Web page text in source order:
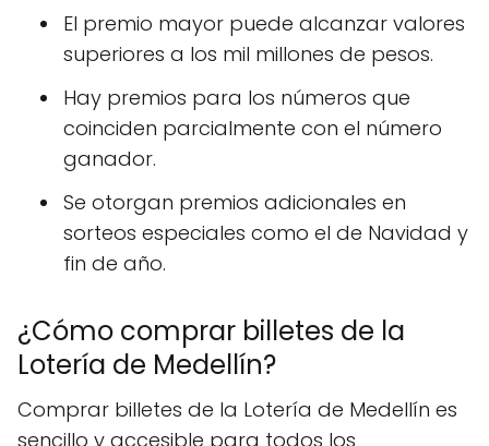
El premio mayor puede alcanzar valores
superiores a los mil millones de pesos.
Hay premios para los números que
coinciden parcialmente con el número
ganador.
Se otorgan premios adicionales en
sorteos especiales como el de Navidad y
fin de año.
¿Cómo comprar billetes de la
Lotería de Medellín?
Comprar billetes de la Lotería de Medellín es
sencillo y accesible para todos los